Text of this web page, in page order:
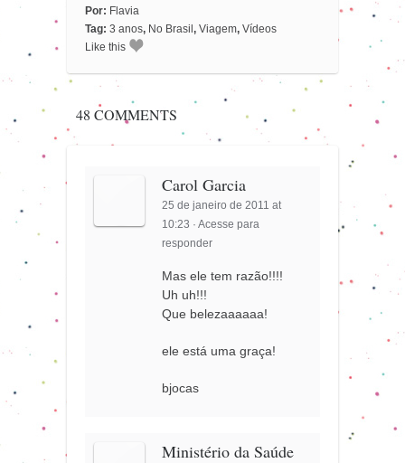
Por: Flavia
Tag: 3 anos, No Brasil , Viagem, Vídeos
Like this
48 COMMENTS
Carol Garcia
25 de janeiro de 2011 at
10:23 ·Acesse para
responder
Mas ele tem razão!!!!
Uh uh!!!
Que belezaaaaaa!
ele está uma graça!
bjocas
Ministério da Saúde